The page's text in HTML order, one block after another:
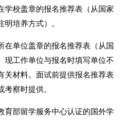
学校盖章的报名推荐表（从国家
培养方式）。
在单位盖章的报名推荐表（从国
现工作单位与报名时填写单位不
关材料。面试前提供报名推荐表
察时提供。
育部留学服务中心认证的国外学